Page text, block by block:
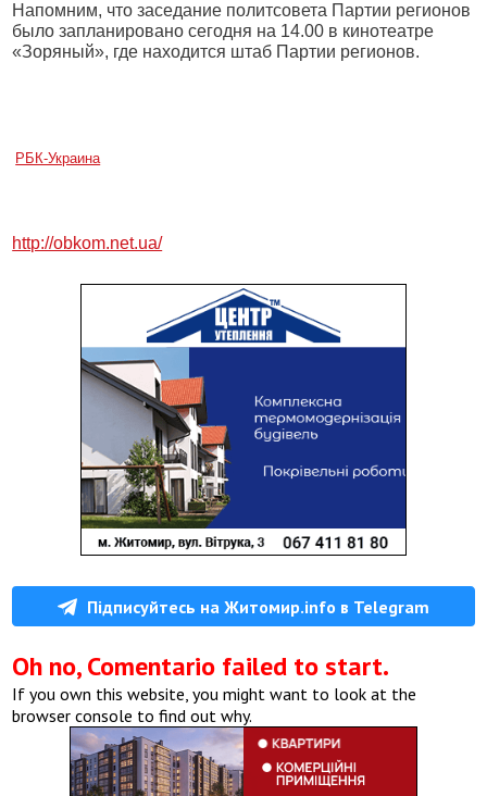
Напомним, что заседание политсовета Партии регионов
было запланировано сегодня на 14.00 в кинотеатре
«Зоряный», где находится штаб Партии регионов.
РБК-Украина
http://obkom.net.ua/
Підписуйтесь на Житомир.info в Telegram
Oh no, Comentario failed to start.
If you own this website, you might want to look at the
browser console to find out why.